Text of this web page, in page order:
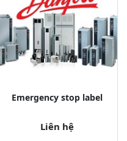
Emergency stop label
Liên hệ